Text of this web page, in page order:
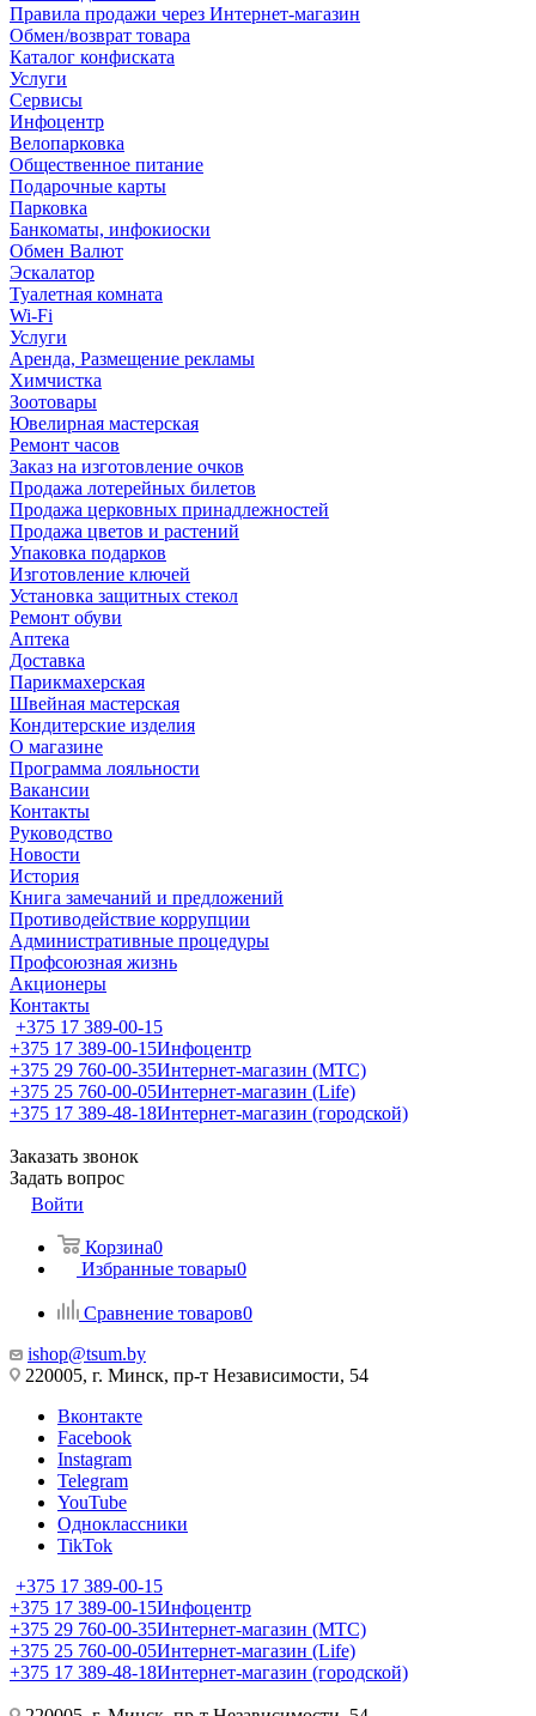
Правила продажи через Интернет-магазин
Обмен/возврат товара
Каталог конфиската
Услуги
Сервисы
Инфоцентр
Велопарковка
Общественное питание
Подарочные карты
Парковка
Банкоматы, инфокиоски
Обмен Валют
Эскалатор
Туалетная комната
Wi-Fi
Услуги
Аренда, Размещение рекламы
Химчистка
Зоотовары
Ювелирная мастерская
Ремонт часов
Заказ на изготовление очков
Продажа лотерейных билетов
Продажа церковных принадлежностей
Продажа цветов и растений
Упаковка подарков
Изготовление ключей
Установка защитных стекол
Ремонт обуви
Аптека
Доставка
Парикмахерская
Швейная мастерская
Кондитерские изделия
О магазине
Программа лояльности
Вакансии
Контакты
Руководство
Новости
История
Книга замечаний и предложений
Противодействие коррупции
Административные процедуры
Профсоюзная жизнь
Акционеры
Контакты
+375 17 389-00-15
+375 17 389-00-15Инфоцентр
+375 29 760-00-35Интернет-магазин (МТС)
+375 25 760-00-05Интернет-магазин (Life)
+375 17 389-48-18Интернет-магазин (городской)
Заказать звонок
Задать вопрос
Войти
Корзина0
Избранные товары0
Сравнение товаров0
ishop@tsum.by
220005, г. Минск, пр-т Независимости, 54
Вконтакте
Facebook
Instagram
Telegram
YouTube
Одноклассники
TikTok
+375 17 389-00-15
+375 17 389-00-15Инфоцентр
+375 29 760-00-35Интернет-магазин (МТС)
+375 25 760-00-05Интернет-магазин (Life)
+375 17 389-48-18Интернет-магазин (городской)